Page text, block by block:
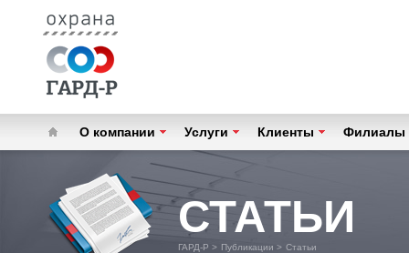
О компании Услуги Клиенты Филиалы
СТАТЬИ
ГАРД-Р > Публикации > Статьи